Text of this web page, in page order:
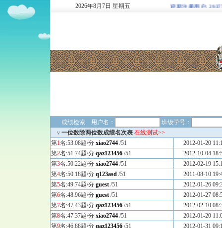
2026年8月 7日 星期五 欢迎新注册用户:
成绩检索 用户名：
班级学号：
v 一位数除两位数成绩名次表 在线测试>>
第1名:53.08题/分 xiao2744 /51
2012-01-20
第2名:51.74题/分 qaz123456 /51
2012-10-04
第3名:50.22题/分 xiao2744 /51
2012-02-19
第4名:50.18题/分 q123asd /51
2011-08-10
第5名:49.74题/分 guest /51
2012-01-26
第6名:48.96题/分 guest /51
2012-01-27
第7名:47.43题/分 qaz123456 /51
2012-02-10
第8名:47.37题/分 xiao2744 /51
2012-01-20
第9名:46.88题/分 qaz123456 /51
2012-01-31